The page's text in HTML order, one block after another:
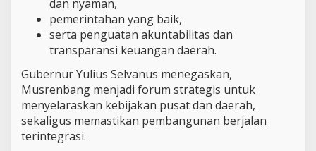
dan nyaman,
pemerintahan yang baik,
serta penguatan akuntabilitas dan
transparansi keuangan daerah.
Gubernur Yulius Selvanus menegaskan,
Musrenbang menjadi forum strategis untuk
menyelaraskan kebijakan pusat dan daerah,
sekaligus memastikan pembangunan berjalan
terintegrasi.